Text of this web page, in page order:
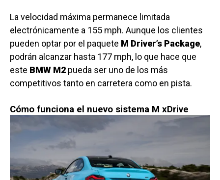
La velocidad máxima permanece limitada
electrónicamente a 155 mph. Aunque los clientes
pueden optar por el paquete M Driver’s Package,
podrán alcanzar hasta 177 mph, lo que hace que
este BMW M2 pueda ser uno de los más
competitivos tanto en carretera como en pista.
Cómo funciona el nuevo sistema M xDrive